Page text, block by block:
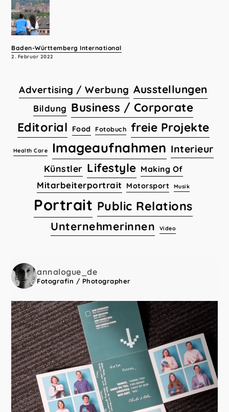
Baden-Württemberg International
2. Februar 2022
Advertising / Werbung Ausstellungen
Bildung Business / Corporate
Editorial Food Fotobuch freie Projekte
Health Care Imageaufnahmen Interieur
Künstler Lifestyle Making Of
Mitarbeiterportrait Motorsport Musik
Portrait Public Relations
Unternehmerinnen Video
annalogue_de
Fotografin / Photographer